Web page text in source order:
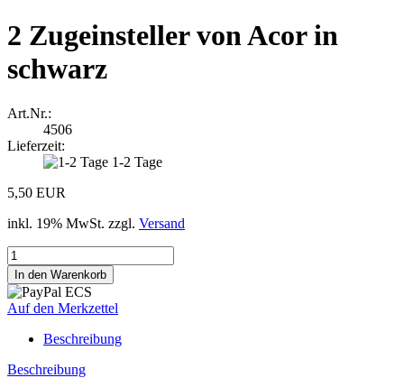
2 Zugeinsteller von Acor in
schwarz
Art.Nr.:
4506
Lieferzeit:
1-2 Tage
5,50 EUR
inkl. 19% MwSt. zzgl. Versand
Auf den Merkzettel
Beschreibung
Beschreibung